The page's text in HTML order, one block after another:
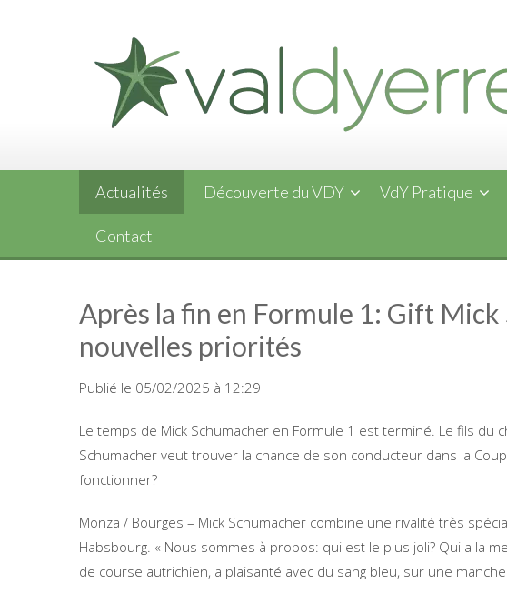
Actualités Découverte du VDY VdY Pratique
Contact
Après la fin en Formule 1: Gift Mick
nouvelles priorités
Publié le 05/02/2025 à 12:29
Le temps de Mick Schumacher en Formule 1 est terminé. Le fils du
Schumacher veut trouver la chance de son conducteur dans la
fonctionner?
Monza / Bourges – Mick Schumacher combine une rivalité très
Habsbourg. « Nous sommes à propos: qui est le plus joli? Qui a la
de course autrichien, a plaisanté avec du sang bleu, sur une